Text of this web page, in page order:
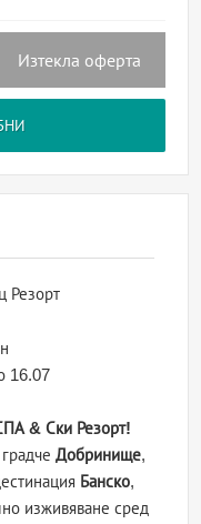
Изтекла оферта
Резорт
16.07
& Ски Резорт!
градчеДобринище,
Банско,
изживяване сред